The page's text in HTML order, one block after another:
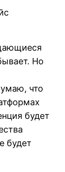
Но
что
будет
будет